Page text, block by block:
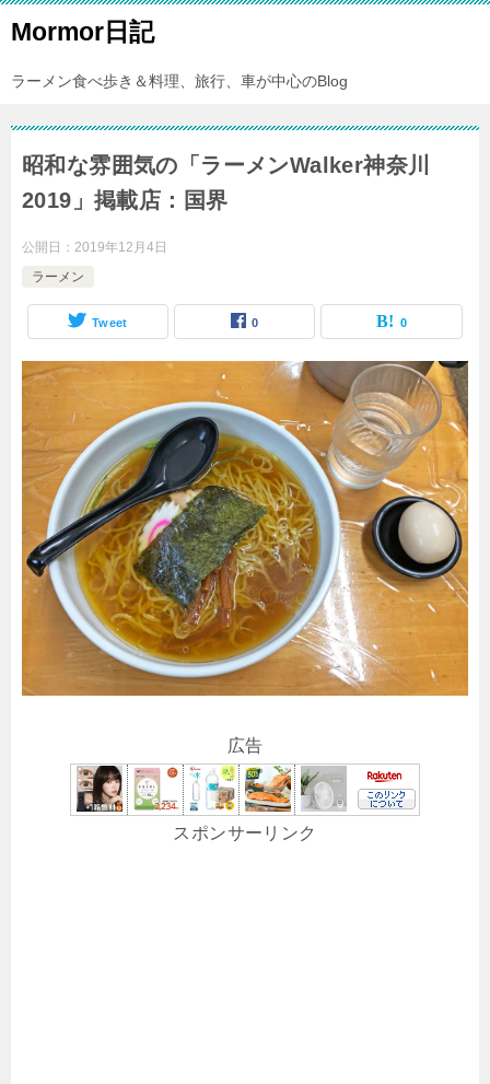
Mormor日記
ラーメン食べ歩き＆料理、旅行、車が中心のBlog
昭和な雰囲気の「ラーメンWalker神奈川
2019」掲載店：国界
公開日： 2019年12月4日
ラーメン
Tweet 0 0
広告
スポンサーリンク